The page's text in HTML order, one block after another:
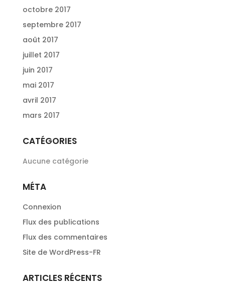
octobre 2017
septembre 2017
août 2017
juillet 2017
juin 2017
mai 2017
avril 2017
mars 2017
CATÉGORIES
Aucune catégorie
MÉTA
Connexion
Flux des publications
Flux des commentaires
Site de WordPress-FR
ARTICLES RÉCENTS